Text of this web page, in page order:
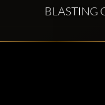
BLASTING